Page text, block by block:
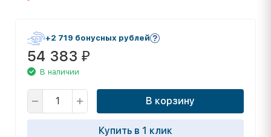
+2 719 бонусных рублей
54 383 ₽
В наличии
В корзину
Купить в 1 клик